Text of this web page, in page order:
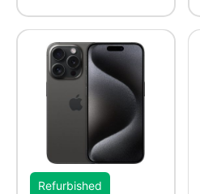
Refurbished